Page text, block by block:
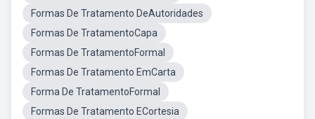
Formas De Tratamento DeAutoridades
Formas De TratamentoCapa
Formas De TratamentoFormal
Formas De Tratamento EmCarta
Forma De TratamentoFormal
Formas De Tratamento ECortesia